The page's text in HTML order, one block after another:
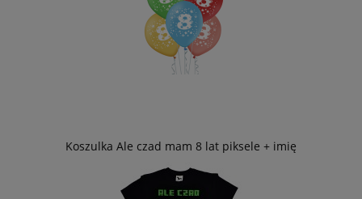
Koszulka Ale czad mam 8 lat piksele + imię